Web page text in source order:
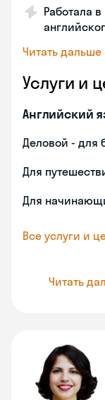
Работала
Читать дальше
Услуги и
Английский
Деловой - для
Для
Для
Все услуги и
Читать